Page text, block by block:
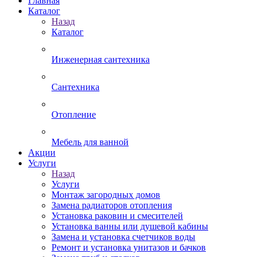
Каталог
Назад
Каталог
Инженерная сантехника
Сантехника
Отопление
Мебель для ванной
Акции
Услуги
Назад
Услуги
Монтаж загородных домов
Замена радиаторов отопления
Установка раковин и смесителей
Установка ванны или душевой кабины
Замена и установка счетчиков воды
Ремонт и установка унитазов и бачков